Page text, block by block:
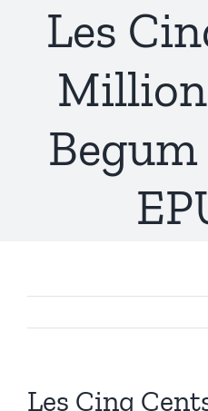
Les
Begum
Les Cinq